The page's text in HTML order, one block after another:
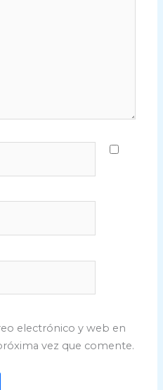
electrónico y web en
vez que comente.